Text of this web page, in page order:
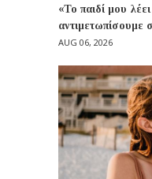
«Το παιδί μου
αντιμετωπίσουμε
AUG 06, 2026